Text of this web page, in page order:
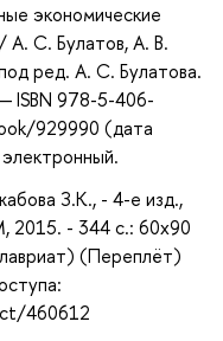
экономические
А. С. Булатов, А. В.
ред. А. С. Булатова.
ISBN 978-5-406-
929990 (дата
З.К., - 4-е изд.,
- 344 с.: 60x90
(Переплёт)
460612